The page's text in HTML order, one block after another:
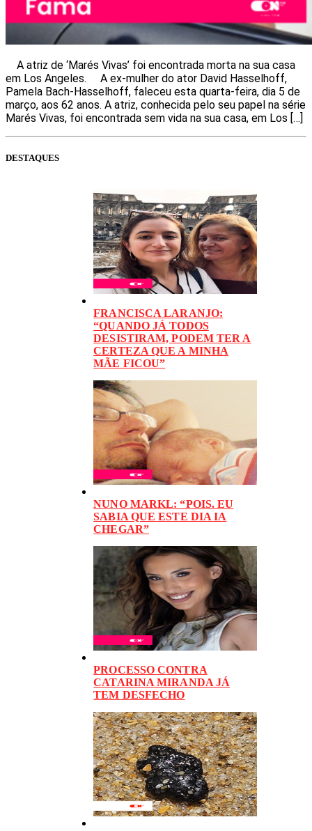
A atriz de ‘Marés Vivas’ foi encontrada morta na sua casa
em Los Angeles. A ex-mulher do ator David Hasselhoff,
Pamela Bach-Hasselhoff, faleceu esta quarta-feira, dia 5 de
março, aos 62 anos. A atriz, conhecida pelo seu papel na série
Marés Vivas, foi encontrada sem vida na sua casa, em Los […]
DESTAQUES
FRANCISCA LARANJO:
“QUANDO JÁ TODOS
DESISTIRAM, PODEM TER A
CERTEZA QUE A MINHA
MÃE FICOU”
NUNO MARKL: “POIS. EU
SABIA QUE ESTE DIA IA
CHEGAR”
PROCESSO CONTRA
CATARINA MIRANDA JÁ
TEM DESFECHO